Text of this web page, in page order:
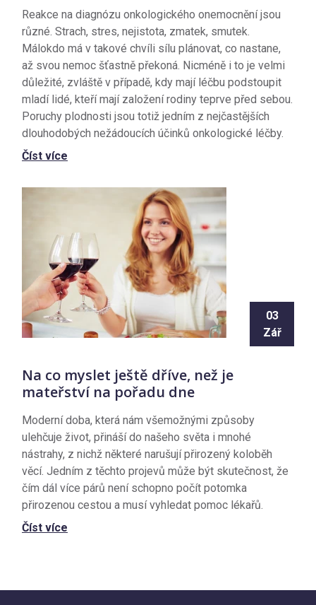
Reakce na diagnózu onkologického onemocnění jsou
různé. Strach, stres, nejistota, zmatek, smutek.
Málokdo má v takové chvíli sílu plánovat, co nastane,
až svou nemoc šťastně překoná. Nicméně i to je velmi
důležité, zvláště v případě, kdy mají léčbu podstoupit
mladí lidé, kteří mají založení rodiny teprve před sebou.
Poruchy plodnosti jsou totiž jedním z nejčastějších
dlouhodobých nežádoucích účinků onkologické léčby.
Číst více
03
Zář
Na co myslet ještě dříve, než je
mateřství na pořadu dne
Moderní doba, která nám všemožnými způsoby
ulehčuje život, přináší do našeho světa i mnohé
nástrahy, z nichž některé narušují přirozený koloběh
věcí. Jedním z těchto projevů může být skutečnost, že
čím dál více párů není schopno počít potomka
přirozenou cestou a musí vyhledat pomoc lékařů.
Číst více